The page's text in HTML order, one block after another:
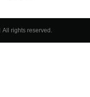
All rights reserved.